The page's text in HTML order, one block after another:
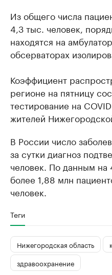
Из общего числа
4,3 тыс. человек,
находятся на
обсерваторах
Коэффициент
регионе на пятницу
тестирование на
жителей
В России число
за сутки диагноз
человек. По данным на
более 1,88 млн
человек.
Теги
Нижегородская область
здравоохранение